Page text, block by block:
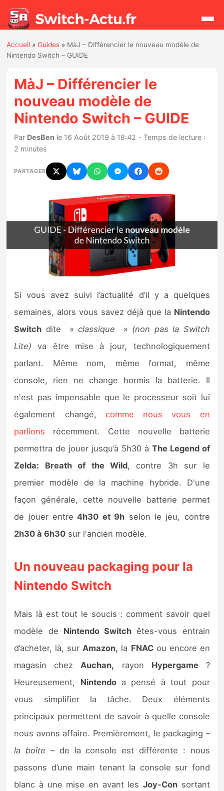
Actualités
Jeux
Hardware
Mises à jour
Chiffres de ventes
Rumeurs
Nintendo Direct
Tests et previews
Tests de jeux
Tests d’accessoires
Autres tests
Previews
Précommandes
Précommandes jeux Switch 2
Sorties de jeux
Bons plans
Guides
Accueil »Guides » MàJ – Différencier le nouveau modèle de
Nintendo Switch – GUIDE
MàJ – Différencier le
nouveau modèle de
Nintendo Switch – GUIDE
Par DesBen le 16 Août 2019 à 18:42 - Temps de lecture :
2 minutes
PARTAGER
Si vous avez suivi l’actualité d’il y a quelques
semaines, alors vous savez déjà que la Nintendo
Switch dite »classique » (non pas la Switch
Lite) va être mise à jour, technologiquement
parlant. Même nom, même format, même
console, rien ne change hormis la batterie. Il
n'est pas impensable que le processeur soit lui
également changé, comme nous vous en
parlions récemment. Cette nouvelle batterie
permettra de jouer jusqu’à 5h30 à The Legend of
Zelda: Breath of the Wild, contre 3h sur le
premier modèle de la machine hybride. D'une
façon générale, cette nouvelle batterie permet
de jouer entre 4h30 et 9h selon le jeu, contre
2h30 à 6h30 sur l'ancien modèle.
Un nouveau packaging pour la
Nintendo Switch
Mais là est tout le soucis : comment savoir quel
modèle de Nintendo Switch êtes-vous entrain
d’acheter, là, sur Amazon, la FNACou encore en
magasin chez Auchan, rayon Hypergame?
Heureusement, Nintendoa pensé à tout pour
vous simplifier la tâche. Deux éléments
principaux permettent de savoir à quelle console
nous avons affaire. Premièrement, le packaging –
la boîte – de la console est différente : nous
passons d’une main tenant la console sur fond
blanc à une mise en avant lesJoy-Con sortant